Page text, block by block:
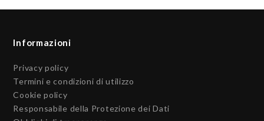
Informazioni
Privacy policy
Termini e condizioni di utilizzo
Cookie policy
Responsabile della Protezione dei Dati